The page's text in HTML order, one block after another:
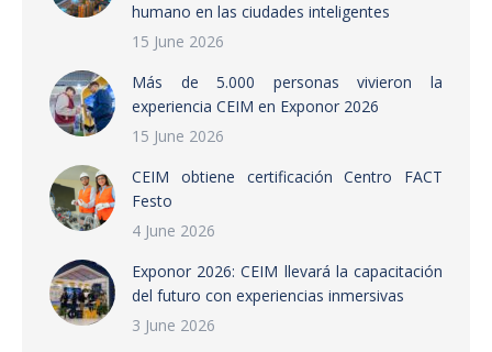
humano en las ciudades inteligentes
15 June 2026
Más de 5.000 personas vivieron la
experiencia CEIM en Exponor 2026
15 June 2026
CEIM obtiene certificación Centro FACT
Festo
4 June 2026
Exponor 2026: CEIM llevará la capacitación
del futuro con experiencias inmersivas
3 June 2026